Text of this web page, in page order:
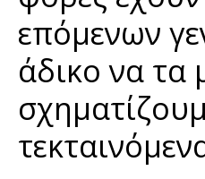
επόμενων
άδικο να τα